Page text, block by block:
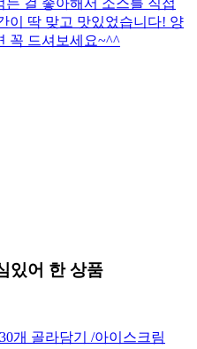
이 딱 맞고 맛있었습니다! 양
꼭 드셔보세요~^^
있어 한 상품
개 골라담기 /아이스크림